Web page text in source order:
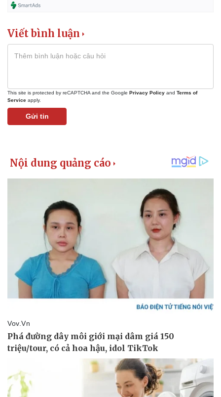
Viết bình luận
This site is protected by reCAPTCHA and the Google Privacy Policy and Terms of
Service apply.
Gửi tin